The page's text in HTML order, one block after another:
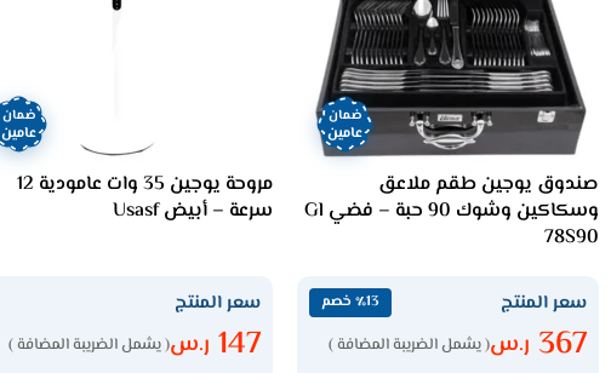
ضمان
عامين
صندوق يوجين طقم ملاعق
وسكاكين وشوك 90 حبة – فضي Gl
78S90
سعر المنتج ٪13 خصم
367 ر.س( يشمل الضريبة المضافة )
ضمان
عامين
مروحة يوجين 35 وات عامودية 12
سرعة – أبيض Usasf
سعر المنتج
147 ر.س( يشمل الضريبة المضافة )